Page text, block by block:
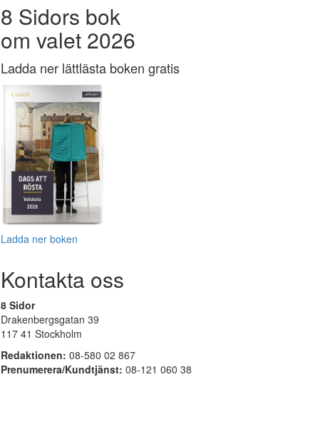
8 Sidors bok
om valet 2026
Ladda ner lättlästa boken gratis
Ladda ner boken
Kontakta oss
8 Sidor
Drakenbergsgatan 39
117 41 Stockholm
Redaktionen: 08-580 02 867
Prenumerera/Kundtjänst: 08-121 060 38